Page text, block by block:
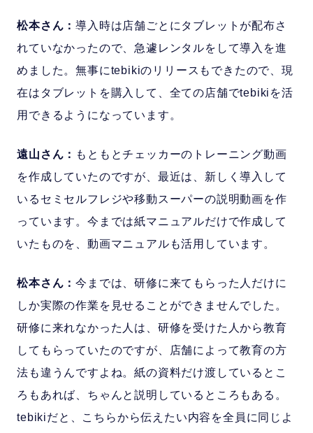
松本さん：導入時は店舗ごとにタブレットが配布さ
れていなかったので、急遽レンタルをして導入を進
めました。無事にtebikiのリリースもできたので、現
在はタブレットを購入して、全ての店舗でtebikiを活
用できるようになっています。
遠山さん： もともとチェッカーのトレーニング動画
を作成していたのですが、最近は、新しく導入して
いるセミセルフレジや移動スーパーの説明動画を作
っています。今までは紙マニュアルだけで作成して
いたものを、動画マニュアルも活用しています。
松本さん：今までは、研修に来てもらった人だけに
しか実際の作業を見せることができませんでした。
研修に来れなかった人は、研修を受けた人から教育
してもらっていたのですが、店舗によって教育の方
法も違うんですよね。紙の資料だけ渡しているとこ
ろもあれば、ちゃんと説明しているところもある。
tebikiだと、こちらから伝えたい内容を全員に同じよ